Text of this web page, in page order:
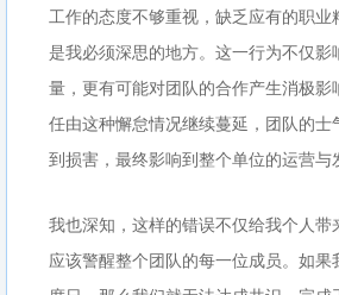
工作的态度不够重视，缺乏应有的职
是我必须深思的地方。这一行为不仅影
量，更有可能对团队的合作产生消极影
任由这种懈怠情况继续蔓延，团队的士
到损害，最终影响到整个单位的运营与
我也深知，这样的错误不仅给我个人带
应该警醒整个团队的每一位成员。如果